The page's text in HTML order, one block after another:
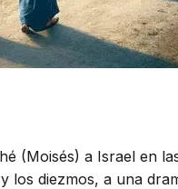
(Moisés) a Israel en
los diezmos, a una